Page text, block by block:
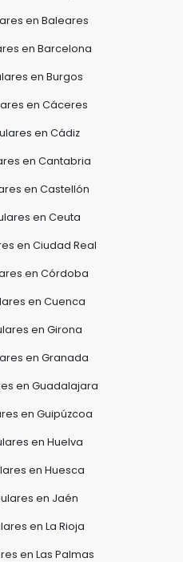
en Baleares
en Barcelona
en Burgos
en Cáceres
en Cádiz
en Cantabria
en Castellón
en Ceuta
en Ciudad Real
en Córdoba
en Cuenca
en Girona
en Granada
en Guadalajara
en Guipúzcoa
en Huelva
en Huesca
en Jaén
en La Rioja
en Las Palmas